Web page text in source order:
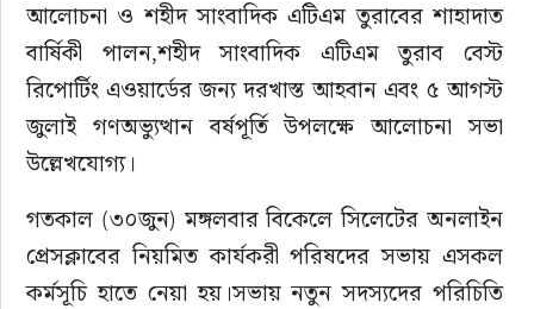
আলোচনা ও শহীদ সাংবাদিক এটিএম তুরাবের শাহাদাত
বার্ষিকী পালন,শহীদ সাংবাদিক এটিএম তুরাব বেস্ট
রিপোর্টিং এওয়ার্ডের জন্য দরখাস্ত আহবান এবং ৫ আগস্ট
জুলাই গণঅভ্যুত্থান বর্ষপূর্তি উপলক্ষে আলোচনা সভা
উল্লেখযোগ্য।
গতকাল (৩০জুন) মঙ্গলবার বিকেলে সিলেটের অনলাইন
প্রেসক্লাবের নিয়মিত কার্যকরী পরিষদের সভায় এসকল
কর্মসূচি হাতে নেয়া হয়।সভায় নতুন সদস্যদের পরিচিতি